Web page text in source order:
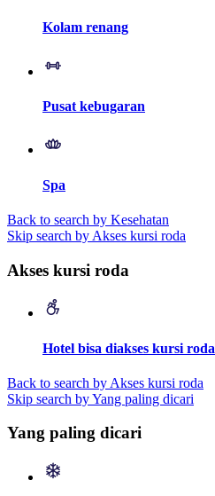
Kolam renang
Pusat kebugaran
Spa
Back to search by Kesehatan
Skip search by Akses kursi roda
Akses kursi roda
Hotel bisa diakses kursi roda
Back to search by Akses kursi roda
Skip search by Yang paling dicari
Yang paling dicari